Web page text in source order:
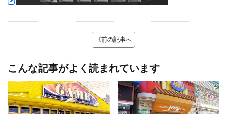
《前の記事へ
こんな記事がよく読まれています